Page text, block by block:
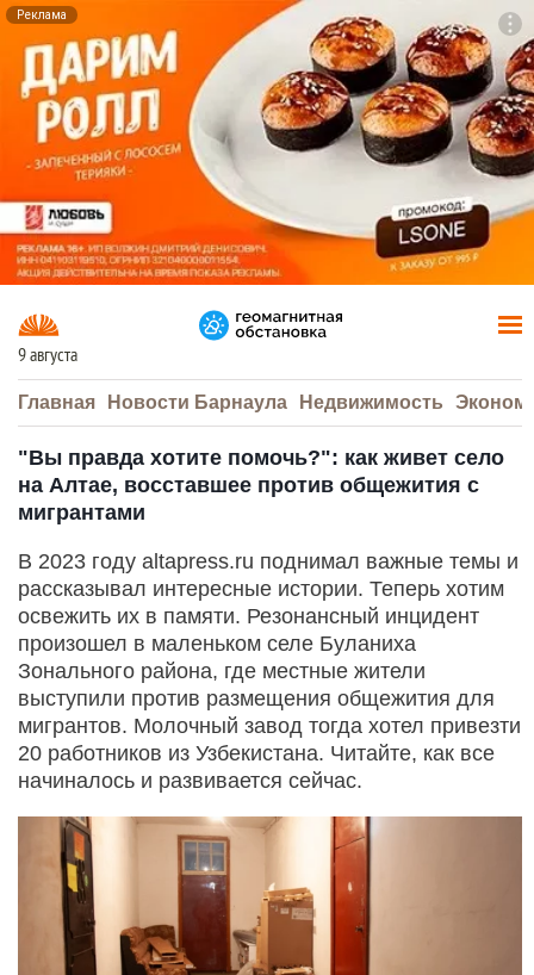
Реклама
9 августа
Главная Новости Барнаула Недвижимость
"Вы правда хотите помочь?": как живет село
на Алтае, восставшее против общежития с
мигрантами
В 2023 году altapress.ru поднимал важные темы и
рассказывал интересные истории. Теперь хотим
освежить их в памяти. Резонансный инцидент
произошел в маленьком селе Буланиха
Зонального района, где местные жители
выступили против размещения общежития для
мигрантов. Молочный завод тогда хотел привезти
20 работников из Узбекистана. Читайте, как все
начиналось и развивается сейчас.